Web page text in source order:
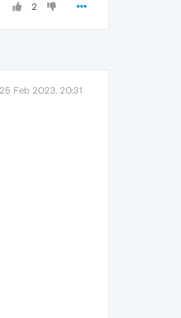
2
25 Feb 2023, 20:31